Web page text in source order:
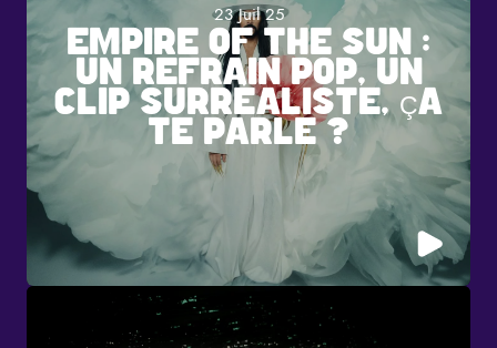
23 Juil 25
EMPIRE OF THE SUN :
UN REFRAIN POP, UN
CLIP SURRÉALISTE, ÇA
TE PARLE ?